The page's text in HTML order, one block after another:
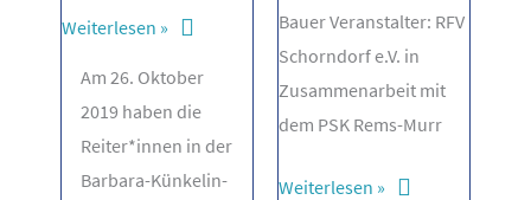
Reiterball
Weiterlesen »
Am 26. Oktober
2019 haben die
Reiter*innen in der
Barbara-Künkelin-
Bauer Veranstalter: RFV
Schorndorf e.V. in
Zusammenarbeit mit
dem PSK Rems-Murr
Reiterball
Weiterlesen »